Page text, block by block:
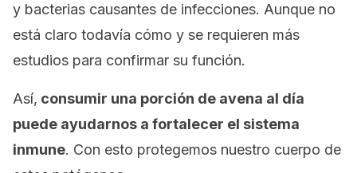
y bacterias causantes de infecciones. Aunque no
está claro todavía cómo y se requieren más
estudios para confirmar su función.
Así, consumir una porción de avena al día
puede ayudarnos a fortalecer el sistema
inmune. Con esto protegemos nuestro cuerpo de